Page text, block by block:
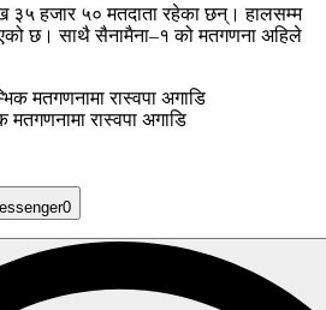
३५ हजार ५० मतदाता रहेका छन्। हालसम्म
छ। साथै सैनामैना–१ को मतगणना अहिले
मतगणनामा रास्वपा अगाडि
0